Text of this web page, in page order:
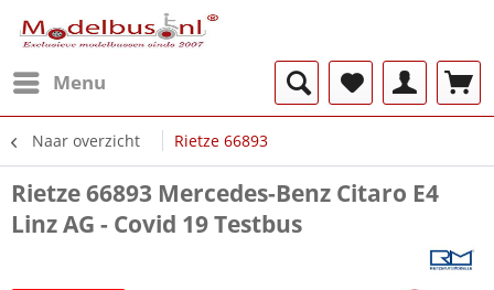
Menu
Naar overzicht Rietze 66893
Rietze 66893 Mercedes-Benz Citaro E4
Linz AG - Covid 19 Testbus